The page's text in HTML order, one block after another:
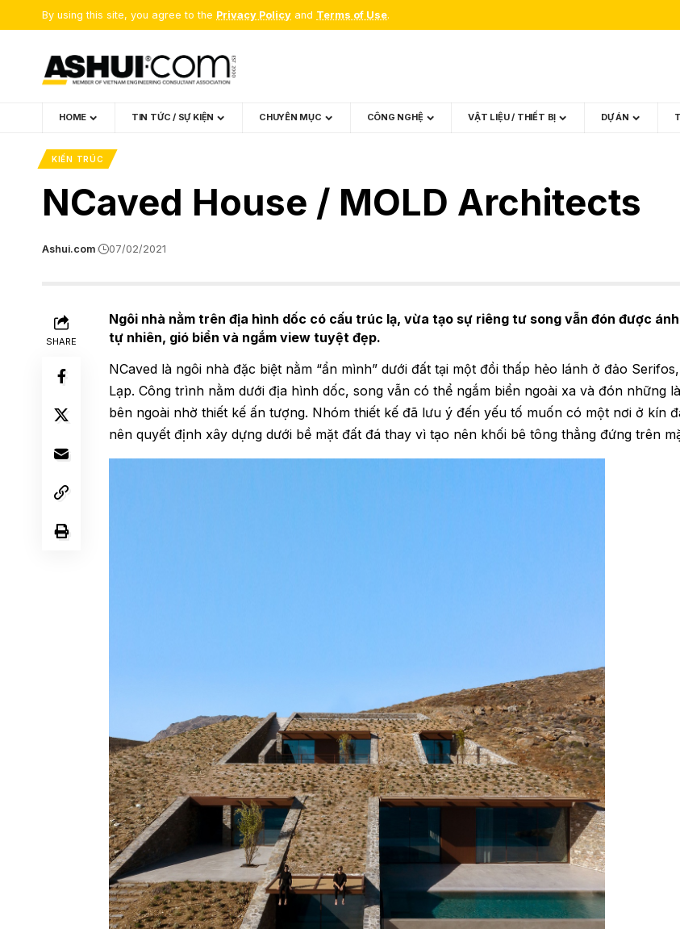
By using this site, you agree to the Privacy Policy and Terms of Use.
HOME TIN TỨC / SỰ KIỆN CHUYÊN MỤC CÔNG NGHỆ VẬT LIỆU / THIẾT BỊ DỰ ÁN
KIẾN TRÚC
NCaved House / MOLD Architects
Ashui.com 07/02/2021
SHARE
Ngôi nhà nằm trên địa hình dốc có cấu trúc lạ, vừa tạo sự riêng tư song vẫn đón được
tự nhiên, gió biển và ngắm view tuyệt đẹp.
NCaved là ngôi nhà đặc biệt nằm “ẩn mình” dưới đất tại một đồi thấp hẻo lánh ở đảo
Lạp. Công trình nằm dưới địa hình dốc, song vẫn có thể ngắm biển ngoài xa và đón những
bên ngoài nhờ thiết kế ấn tượng. Nhóm thiết kế đã lưu ý đến yếu tố muốn có một nơi ở kín
nên quyết định xây dựng dưới bề mặt đất đá thay vì tạo nên khối bê tông thẳng đứng trên